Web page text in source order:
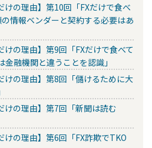
けの理由】第10回「FXだけで食べ
情報ベンダーと契約する必要はあ
けの理由】第9回「FXだけで食べて
融機関と違うことを認識」
けの理由】第8回「儲けるために大
けの理由】第7回「新聞は読む
けの理由】第6回「FX詐欺でTKO